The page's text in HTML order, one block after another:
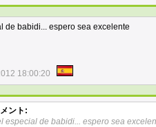
de babidi... espero sea excelente
18:00:20
ント:
especial de babidi... espero sea